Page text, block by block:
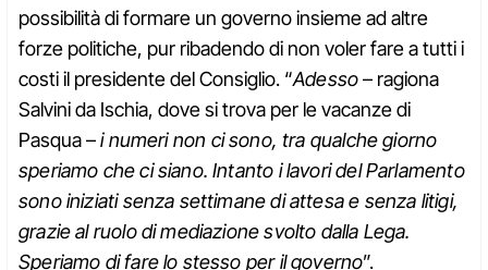
possibilità di formare un governo insieme ad altre
forze politiche, pur ribadendo di non voler fare a tutti i
costi il presidente del Consiglio. “Adesso– ragiona
Salvini da Ischia, dove si trova per le vacanze di
Pasqua –i numeri non ci sono, tra qualche giorno
speriamo che ci siano. Intanto i lavori del Parlamento
sono iniziati senza settimane di attesa e senza litigi,
grazie al ruolo di mediazione svolto dalla Lega.
Speriamo di fare lo stesso per il governo”.